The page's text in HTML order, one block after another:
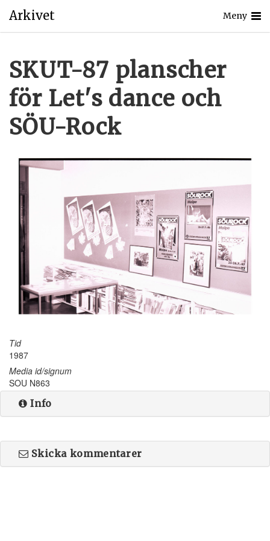
Arkivet Meny
SKUT-87 planscher
för Let's dance och
SÖU-Rock
Tid
1987
Media id/signum
SOU N863
Info
Skicka kommentarer